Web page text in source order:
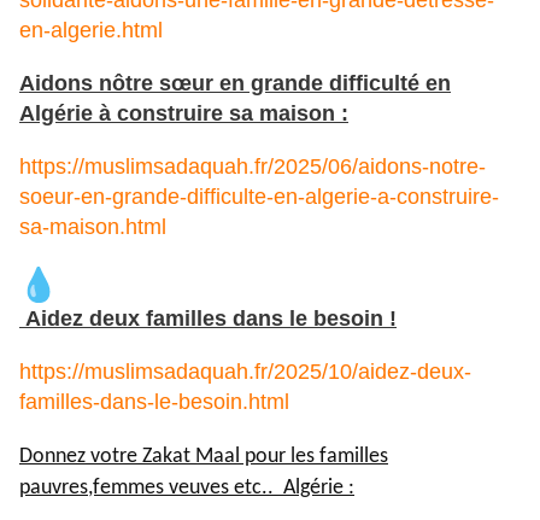
en-algerie.html
Aidons nôtre sœur en grande difficulté en
Algérie à construire sa maison :
https://muslimsadaquah.fr/2025/06/aidons-notre-
soeur-en-grande-difficulte-en-algerie-a-construire-
sa-maison.html
Aidez deux familles dans le besoin !
https://muslimsadaquah.fr/2025/10/aidez-deux-
familles-dans-le-besoin.html
Donnez votre Zakat Maal pour les familles
pauvres,femmes veuves etc.. Algérie :